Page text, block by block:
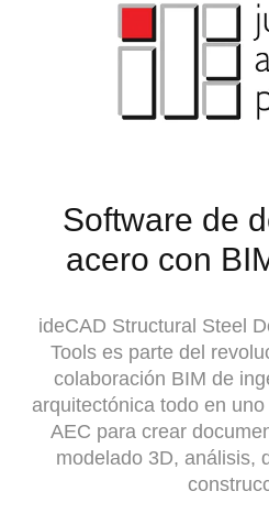
Software de
acero con
ideCAD Structural Steel
Tools es parte del
colaboración BIM de
arquitectónica todo en
AEC para crear
modelado 3D, análisis,